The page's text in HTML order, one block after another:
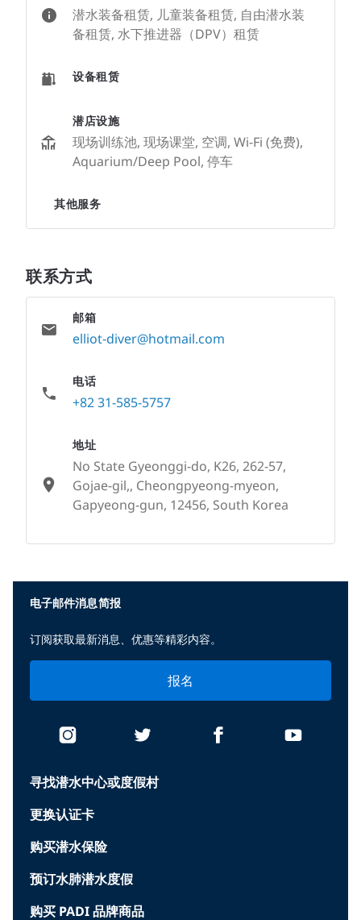
潜水装备租赁, 儿童装备租赁, 自由潜水装
备租赁, 水下推进器（DPV）租赁
设备租赁
潜店设施
现场训练池, 现场课堂, 空调, Wi-Fi (免费),
Aquarium/Deep Pool, 停车
其他服务
联系方式
邮箱
elliot-diver@hotmail.com
电话
+82 31-585-5757
地址
No State Gyeonggi-do, K26, 262-57,
Gojae-gil,, Cheongpyeong-myeon,
Gapyeong-gun, 12456, South Korea
寻找潜水中心或度假村
更换认证卡
购买潜水保险
预订水肺潜水度假
购买 PADI 品牌商品
电子邮件消息简报
订阅获取最新消息、优惠等精彩内容。
报名